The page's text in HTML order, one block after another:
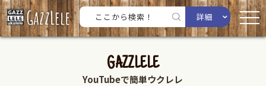
詳細
GAZZLELE
YouTubeで簡単ウクレレ